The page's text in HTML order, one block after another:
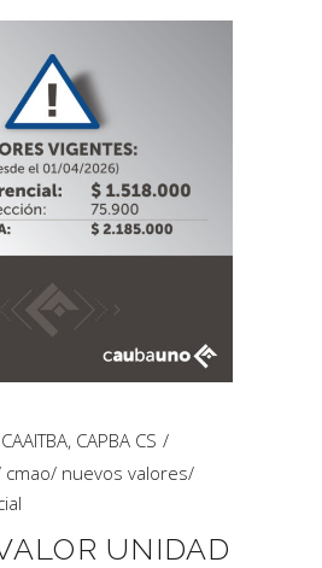
CAAITBA, CAPBA CS
cmao/ nuevos valores/
UNIDAD